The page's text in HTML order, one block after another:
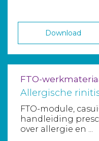
Download
FTO-
Allergische
FTO-module,
handleiding
over allergie en ...